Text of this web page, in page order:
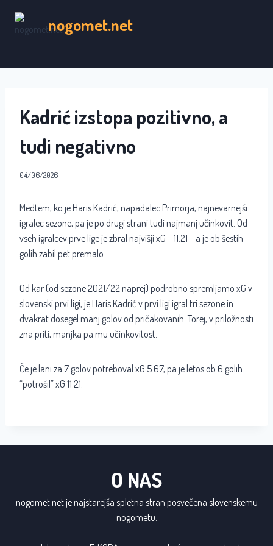
content
nogomet.net
Kadrić izstopa pozitivno, a
tudi negativno
04/06/2026
Medtem, ko je Haris Kadrić, napadalec Primorja, najnevarnejši
igralec sezone, pa je po drugi strani tudi najmanj učinkovit. Od
vseh igralcev prve lige je zbral najvišji xG – 11.21 – a je ob šestih
golih zabil pet premalo.
Od kar (od sezone 2021/22 naprej) podrobno spremljamo xG v
slovenski prvi ligi, je Haris Kadrić v prvi ligi igral tri sezone in
dvakrat dosegel manj golov od pričakovanih. Torej, v priložnosti
zna priti, manjka pa mu učinkovitost.
Če je lani za 7 golov potreboval xG 5.67, pa je letos ob 6 golih
“potrošil” xG 11.21.
O NAS
nogomet.net je najstarejša spletna stran posvečena slovenskemu
nogometu.